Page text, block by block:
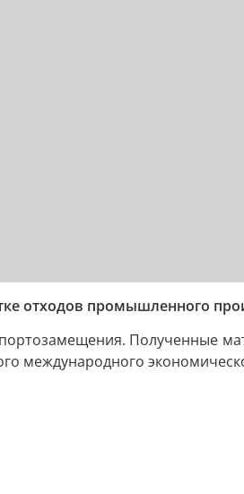
отходов промышленного
Полученные
международного